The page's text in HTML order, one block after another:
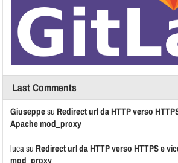
Last Comments
Giuseppesu Redirect url da HTTP verso
Apache mod_proxy
luca su Redirect url da HTTP verso HTTPS e
mod_proxy